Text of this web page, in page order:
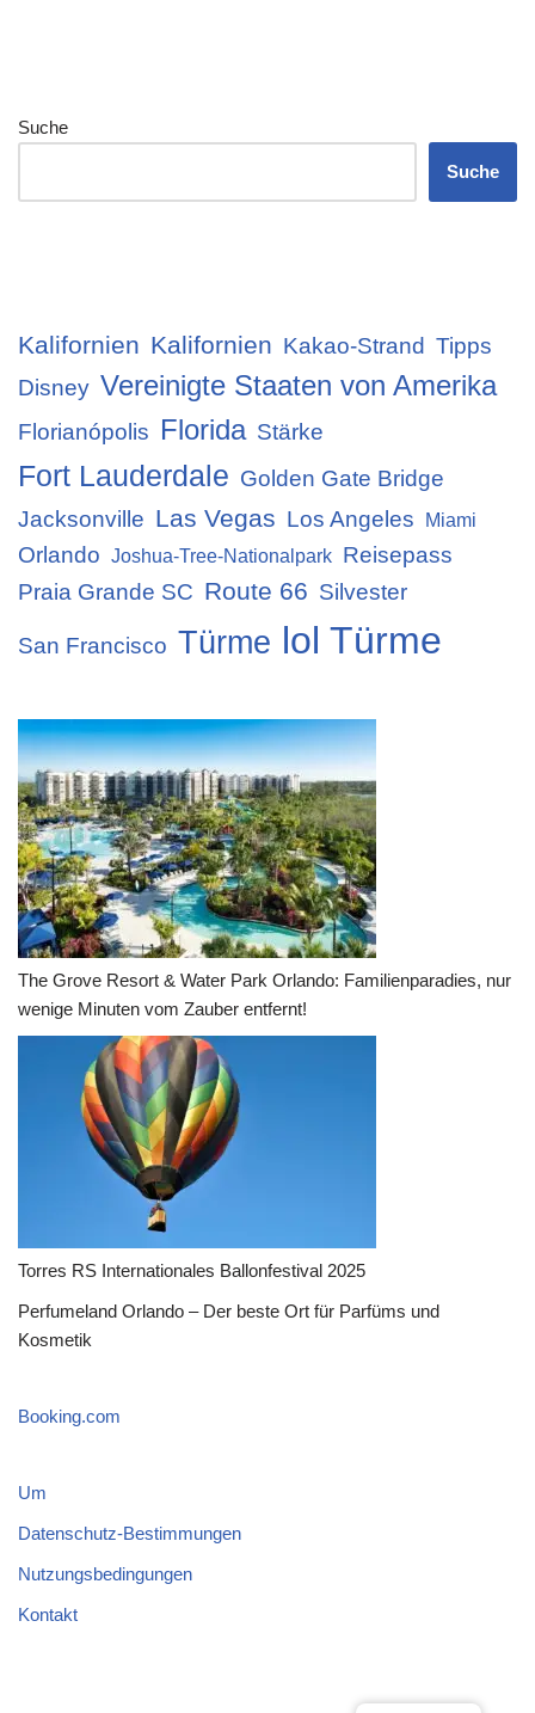
Suche
Suche
Kalifornien Kalifornien Kakao-Strand Tipps
Disney Vereinigte Staaten von Amerika
Florianópolis Florida Stärke
Fort Lauderdale Golden Gate Bridge
Jacksonville Las Vegas Los Angeles Miami
Orlando Joshua-Tree-Nationalpark Reisepass
Praia Grande SC Route 66 Silvester
San Francisco Türme lol Türme
The Grove Resort & Water Park Orlando: Familienparadies, nur
wenige Minuten vom Zauber entfernt!
Torres RS Internationales Ballonfestival 2025
Perfumeland Orlando – Der beste Ort für Parfüms und
Kosmetik
Booking.com
Um
Datenschutz-Bestimmungen
Nutzungsbedingungen
Kontakt